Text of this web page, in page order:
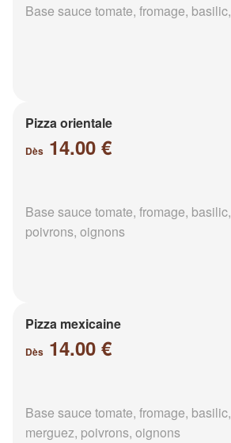
Base sauce tomate, fromage,
Pizza orientale
Dès 14.00 €
Base sauce tomate, fromage,
poivrons, oignons
Pizza mexicaine
Dès 14.00 €
Base sauce tomate, fromage,
merguez, poivrons, oignons